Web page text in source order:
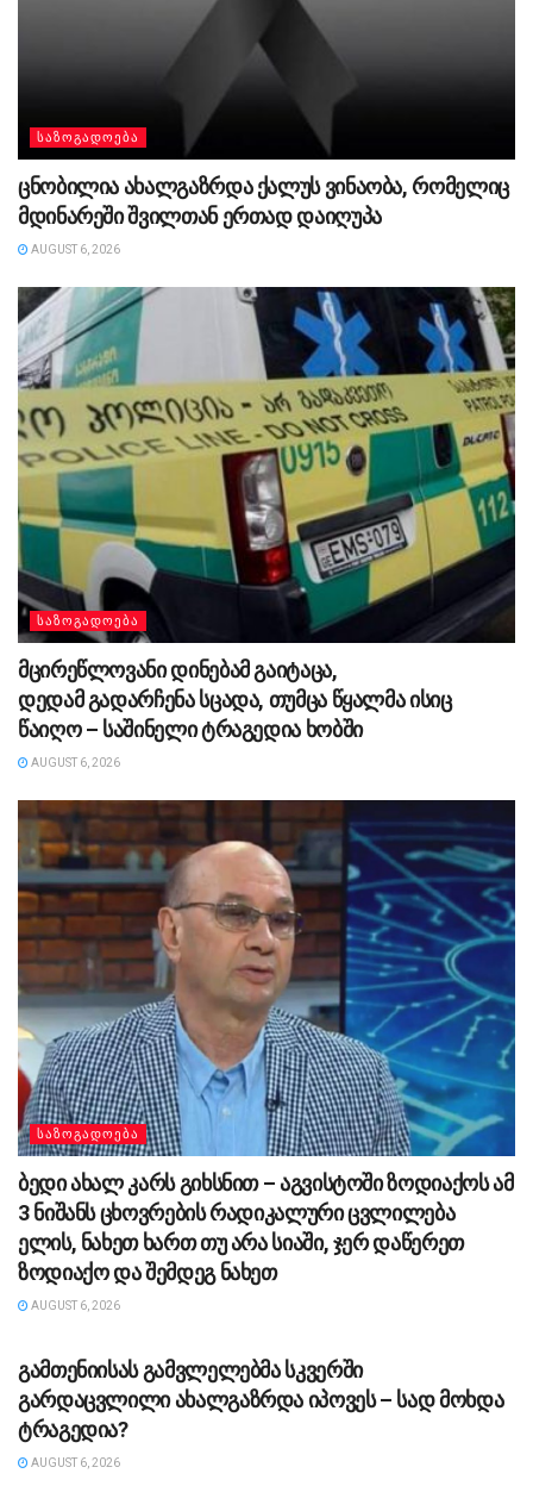
ᲡᲐᲖᲝᲒᲐᲓᲝᲔᲑᲐ
ცნობილია ახალგაზრდა ქალუს ვინაობა, რომელიც
მდინარეში შვილთან ერთად დაიღუპა
AUGUST 6, 2026
ᲡᲐᲖᲝᲒᲐᲓᲝᲔᲑᲐ
მცირეწლოვანი დინებამ გაიტაცა,
დედამ გადარჩენა სცადა, თუმცა წყალმა ისიც
წაიღო – საშინელი ტრაგედია ხობში
AUGUST 6, 2026
ᲡᲐᲖᲝᲒᲐᲓᲝᲔᲑᲐ
ბედი ახალ კარს გიხსნით – აგვისტოში ზოდიაქოს ამ
3 ნიშანს ცხოვრების რადიკალური ცვლილება
ელის, ნახეთ ხართ თუ არა სიაში, ჯერ დაწერეთ
ზოდიაქო და შემდეგ ნახეთ
AUGUST 6, 2026
გამთენიისას გამვლელებმა სკვერში
გარდაცვლილი ახალგაზრდა იპოვეს – სად მოხდა
ტრაგედია?
AUGUST 6, 2026